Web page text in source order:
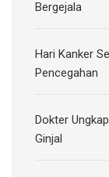
Bergejala
Hari Kanker
Pencegahan
Dokter
Ginjal